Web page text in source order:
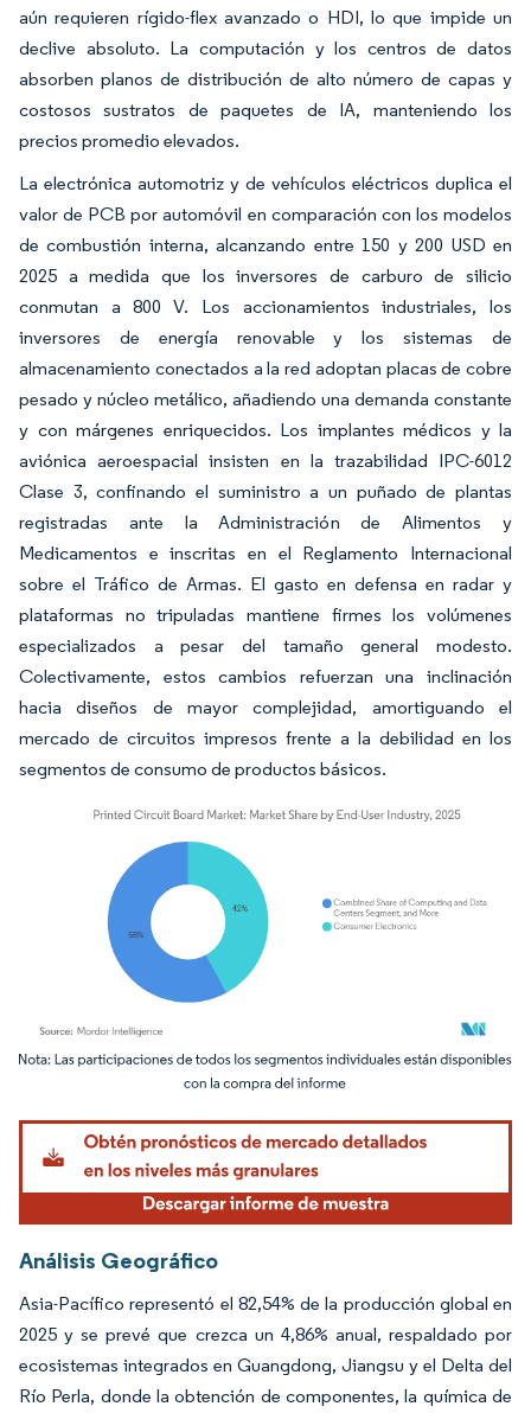
aún requieren rígido-flex avanzado o HDI, lo que impide un
declive absoluto. La computación y los centros de datos
absorben planos de distribución de alto número de capas y
costosos sustratos de paquetes de IA, manteniendo los
precios promedio elevados.
La electrónica automotriz y de vehículos eléctricos duplica el
valor de PCB por automóvil en comparación con los modelos
de combustión interna, alcanzando entre 150 y 200 USD en
2025 a medida que los inversores de carburo de silicio
conmutan a 800 V. Los accionamientos industriales, los
inversores de energía renovable y los sistemas de
almacenamiento conectados a la red adoptan placas de cobre
pesado y núcleo metálico, añadiendo una demanda constante
y con márgenes enriquecidos. Los implantes médicos y la
aviónica aeroespacial insisten en la trazabilidad IPC-6012
Clase 3, confinando el suministro a un puñado de plantas
registradas ante la Administración de Alimentos y
Medicamentos e inscritas en el Reglamento Internacional
sobre el Tráfico de Armas. El gasto en defensa en radar y
plataformas no tripuladas mantiene firmes los volúmenes
especializados a pesar del tamaño general modesto.
Colectivamente, estos cambios refuerzan una inclinación
hacia diseños de mayor complejidad, amortiguando el
mercado de circuitos impresos frente a la debilidad en los
segmentos de consumo de productos básicos.
Imagen © Mordor Intelligence. El uso requiere atribución según CC BY 4.0.
Análisis Geográfico
Asia-Pacífico representó el 82,54% de la producción global en
2025 y se prevé que crezca un 4,86% anual, respaldado por
ecosistemas integrados en Guangdong, Jiangsu y el Delta del
Río Perla, donde la obtención de componentes, la química de